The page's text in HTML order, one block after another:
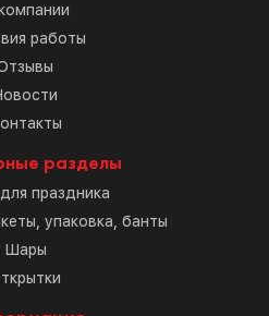
работы
разделы
праздника
упаковка, банты
Шары